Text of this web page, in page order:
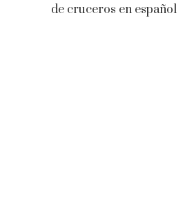
de cruceros en español